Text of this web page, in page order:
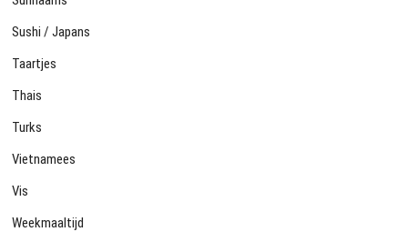
Sushi / Japans
Taartjes
Thais
Turks
Vietnamees
Vis
Weekmaaltijd